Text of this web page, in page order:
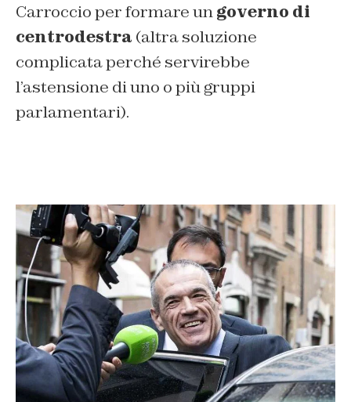
Carroccio per formare ungoverno di
centrodestra (altra soluzione
complicata perché servirebbe
l’astensione di uno o più gruppi
parlamentari).